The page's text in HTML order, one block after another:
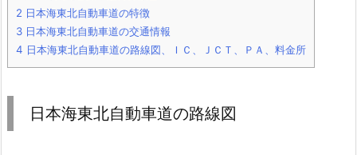
2 日本海東北自動車道の特徴
3 日本海東北自動車道の交通情報
4 日本海東北自動車道の路線図、ＩＣ、ＪＣＴ、ＰＡ、料金所
日本海東北自動車道の路線図